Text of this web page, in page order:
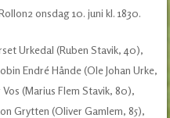
onsdag 10. juni kl. 1830.
Urkedal (Ruben Stavik, 40),
Endré Hånde (Ole Johan Urke,
(Marius Flem Stavik, 80),
Grytten (Oliver Gamlem, 85),